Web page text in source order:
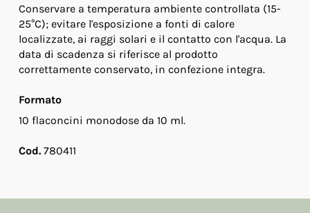
Conservare a temperatura ambiente controllata (15-
25°C); evitare l'esposizione a fonti di calore
localizzate, ai raggi solari e il contatto con l'acqua. La
data di scadenza si riferisce al prodotto
correttamente conservato, in confezione integra.
Formato
10 flaconcini monodose da 10 ml.
Cod.780411